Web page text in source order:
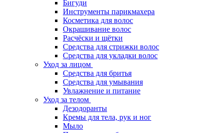
Бигуди
Инструменты парикмахера
Косметика для волос
Окрашивание волос
Расчёски и щётки
Средства для стрижки волос
Средства для укладки волос
Уход за лицом
Средства для бритья
Средства для умывания
Увлажнение и питание
Уход за телом
Дезодоранты
Кремы для тела, рук и ног
Мыло